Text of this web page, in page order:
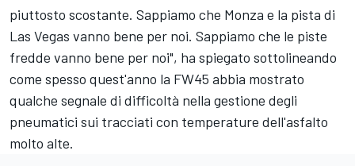
piuttosto scostante. Sappiamo che Monza e la pista di
Las Vegas vanno bene per noi. Sappiamo che le piste
fredde vanno bene per noi", ha spiegato sottolineando
come spesso quest'anno la FW45 abbia mostrato
qualche segnale di difficoltà nella gestione degli
pneumatici sui tracciati con temperature dell'asfalto
molto alte.